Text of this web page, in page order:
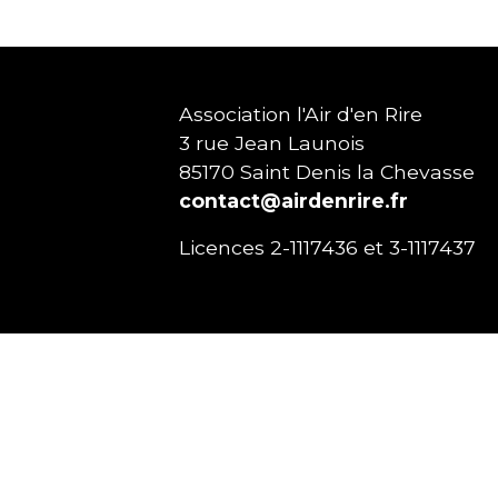
Association l'Air d'en Rire
3 rue Jean Launois
85170 Saint Denis la Chevasse
contact@airdenrire.fr
Licences 2-1117436 et 3-1117437